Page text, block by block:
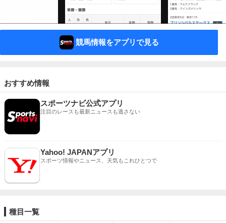
競馬情報をアプリで見る
おすすめ情報
スポーツナビ公式アプリ
注目のレースも最新ニュースも逃さない
Yahoo! JAPANアプリ
スポーツ情報やニュース、天気もこれひとつで
種目一覧